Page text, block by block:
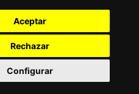
Aceptar
Rechazar
Configurar
reservados.
Aviso legal y